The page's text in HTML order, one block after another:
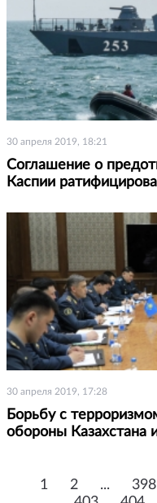
30 апреля 2019, 18:21
Соглашение о
Каспии
30 апреля 2019, 17:28
Борьбу с
обороны Казахстана
1 2 ... 398